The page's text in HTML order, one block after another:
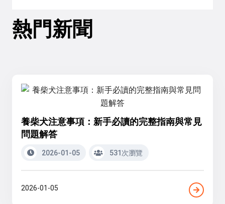
熱門新聞
養柴犬注意事項：新手必讀的完整指南與常見
問題解答
2026-01-05 531次瀏覽
2026-01-05